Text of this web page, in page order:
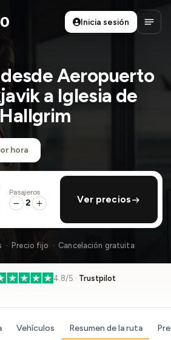
Inicia sesión
Abrir
Aeropuerto
a Iglesia de
Hallgrim
hora
hotel, ...hotel, ...
Ago. · 01:45 PM
añadir regreso
Pasajeros
2 Ver precios
· Precio fijo · Cancelación gratuita
4.8/5 · Trustpilot
Vehículos Resumen de la ruta